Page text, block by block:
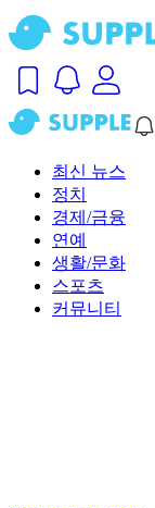
최신 뉴스
정치
경제/금융
연예
생활/문화
스포츠
커뮤니티